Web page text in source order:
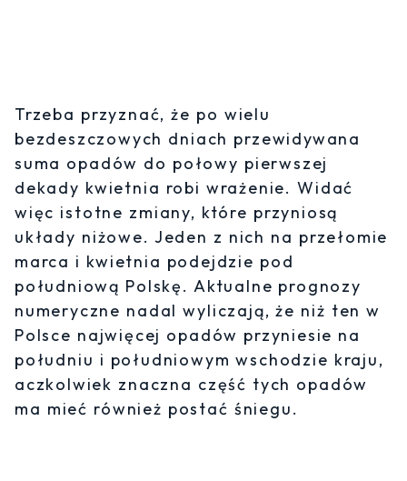
Trzeba przyznać, że po wielu
bezdeszczowych dniach przewidywana
suma opadów do połowy pierwszej
dekady kwietnia robi wrażenie. Widać
więc istotne zmiany, które przyniosą
układy niżowe. Jeden z nich na przełomie
marca i kwietnia podejdzie pod
południową Polskę. Aktualne prognozy
numeryczne nadal wyliczają, że niż ten w
Polsce najwięcej opadów przyniesie na
południu i południowym wschodzie kraju,
aczkolwiek znaczna część tych opadów
ma mieć również postać śniegu.